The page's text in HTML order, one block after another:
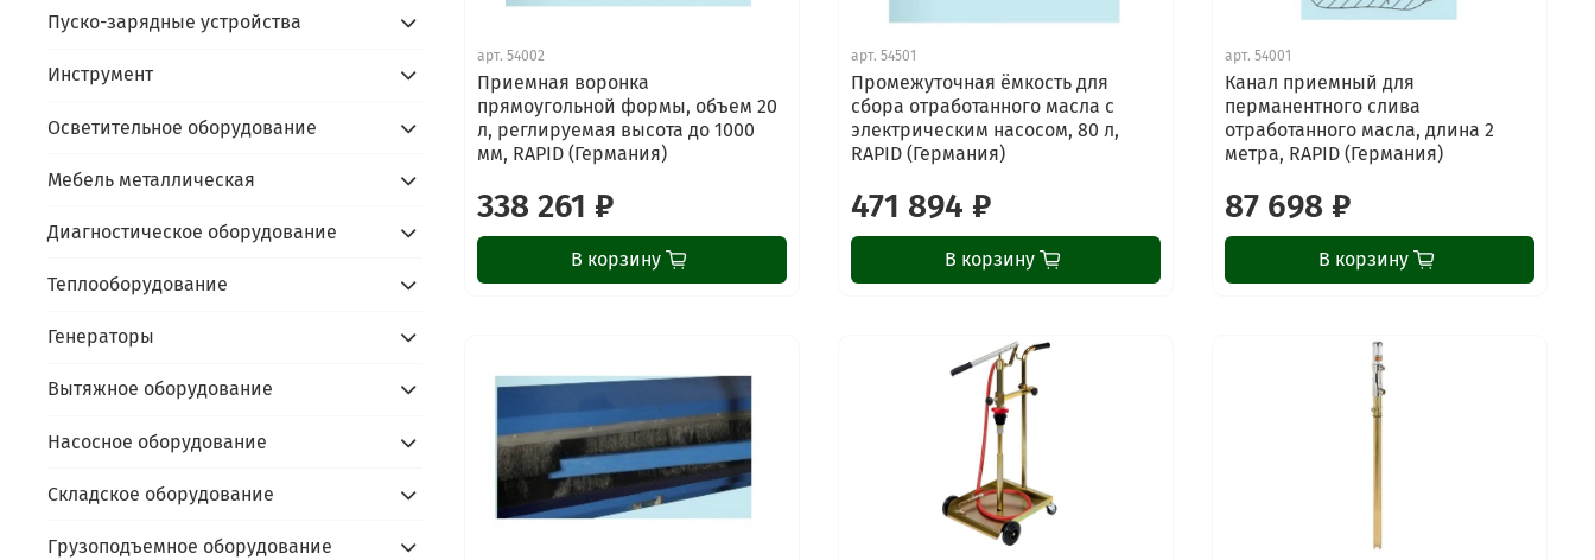
арт.54002
Приемная воронка
прямоугольной формы, объем 20
л, реглируемая высота до 1000
мм, RAPID (Германия)
338 261 ₽
В корзину
арт.54501
Промежуточная ёмкость для
сбора отработанного масла с
электрическим насосом, 80 л,
RAPID (Германия)
471 894 ₽
В корзину
арт.54001
Канал приемный для
перманентного слива
отработанного масла, длина 2
метра, RAPID (Германия)
87 698 ₽
В корзину
Пуско-зарядные устройства
Инструмент
Осветительное оборудование
Мебель металлическая
Диагностическое оборудование
Теплооборудование
Генераторы
Вытяжное оборудование
Насосное оборудование
Складское оборудование
Грузоподъемное оборудование